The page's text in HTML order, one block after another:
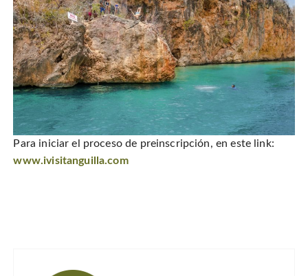
Para iniciar el proceso de preinscripción, en este link:
www.ivisitanguilla.com